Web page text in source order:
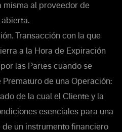
misma al proveedor de
Transacción con la que
a la Hora de Expiración
las Partes cuando se
de una Operación:
de la cual el Cliente y la
esenciales para una
un instrumento financiero